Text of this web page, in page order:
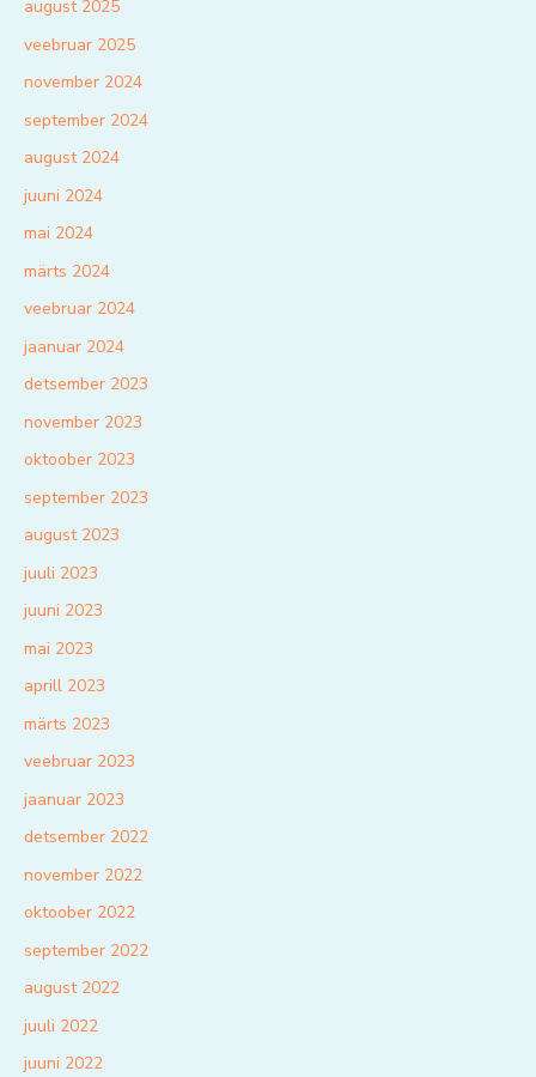
august 2025
veebruar 2025
november 2024
september 2024
august 2024
juuni 2024
mai 2024
märts 2024
veebruar 2024
jaanuar 2024
detsember 2023
november 2023
oktoober 2023
september 2023
august 2023
juuli 2023
juuni 2023
mai 2023
aprill 2023
märts 2023
veebruar 2023
jaanuar 2023
detsember 2022
november 2022
oktoober 2022
september 2022
august 2022
juuli 2022
juuni 2022